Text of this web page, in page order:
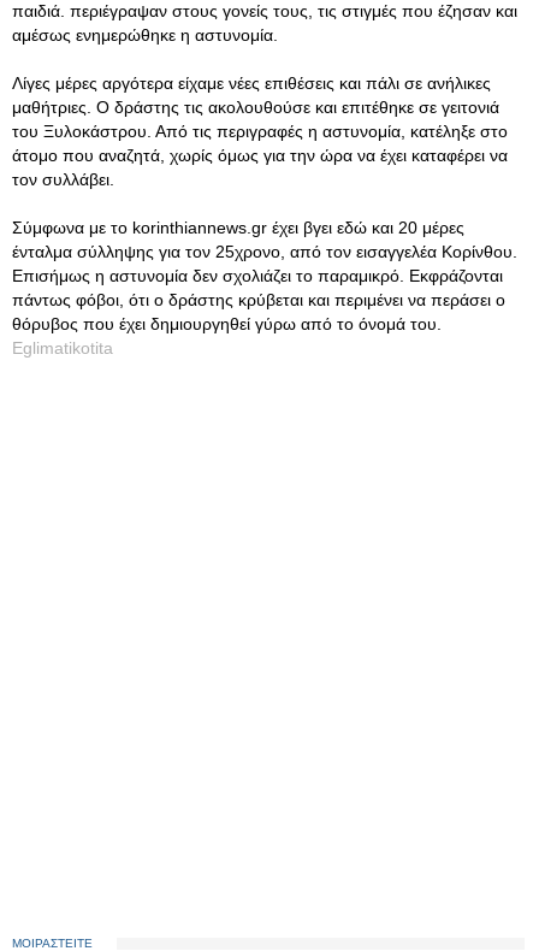
παιδιά. περιέγραψαν στους γονείς τους, τις στιγμές που έζησαν και
αμέσως ενημερώθηκε η αστυνομία.
Λίγες μέρες αργότερα είχαμε νέες επιθέσεις και πάλι σε ανήλικες
μαθήτριες. Ο δράστης τις ακολουθούσε και επιτέθηκε σε γειτονιά
του Ξυλοκάστρου. Από τις περιγραφές η αστυνομία, κατέληξε στο
άτομο που αναζητά, χωρίς όμως για την ώρα να έχει καταφέρει να
τον συλλάβει.
Σύμφωνα με το korinthiannews.gr έχει βγει εδώ και 20 μέρες
ένταλμα σύλληψης για τον 25χρονο, από τον εισαγγελέα Κορίνθου.
Επισήμως η αστυνομία δεν σχολιάζει το παραμικρό. Εκφράζονται
πάντως φόβοι, ότι ο δράστης κρύβεται και περιμένει να περάσει ο
θόρυβος που έχει δημιουργηθεί γύρω από το όνομά του.
Eglimatikotita
ΜΟΙΡΑΣΤΕΙΤΕ